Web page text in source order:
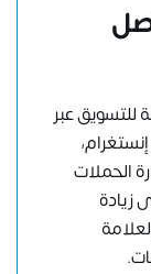
للتسويق عبر
الحملات
زيادة